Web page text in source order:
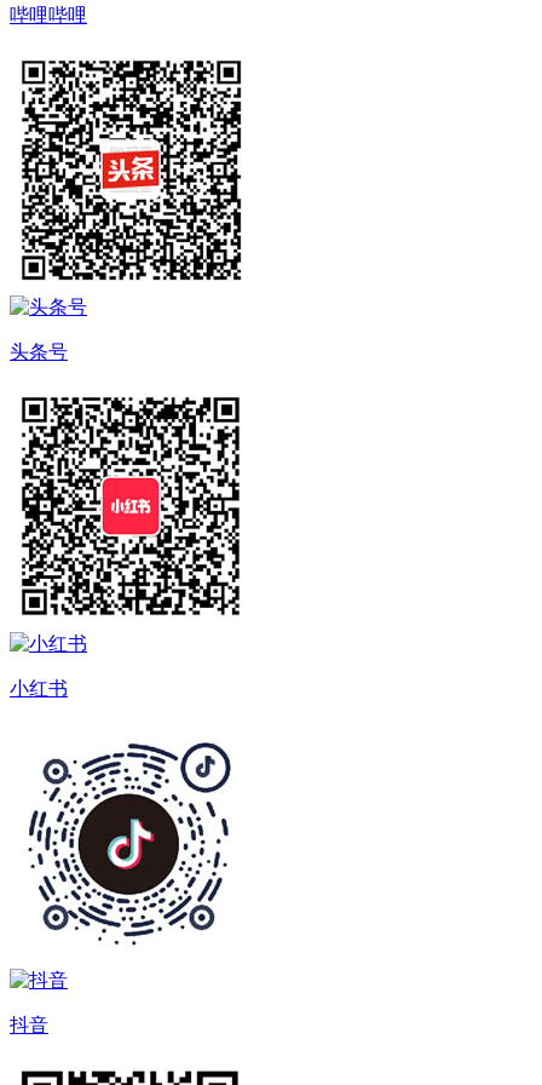
哔哩哔哩
头条号
小红书
抖音